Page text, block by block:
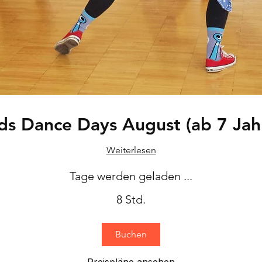
Dance Days August (ab 7
Weiterlesen
Tage werden geladen ...
8 Std.
Buchen